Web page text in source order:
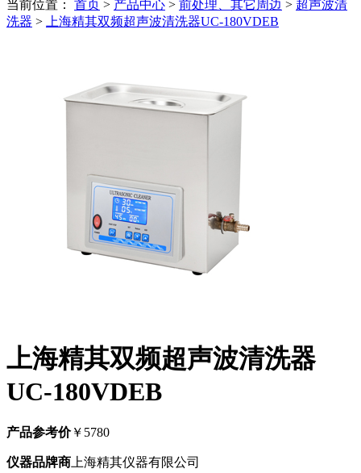
当前位置： 首页 > 产品中心 > 前处理、其它周边 > 超声波清
洗器 > 上海精其双频超声波清洗器UC-180VDEB
上海精其双频超声波清洗器
UC-180VDEB
产品参考价￥5780
仪器品牌商 上海精其仪器有限公司